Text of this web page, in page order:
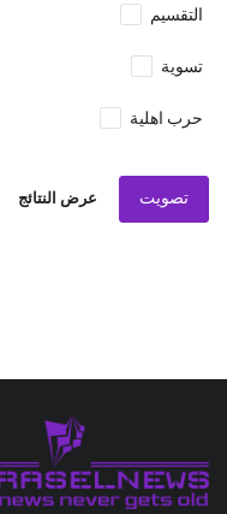
التقسيم
تسوية
حرب اهلية
تصويت عرض النتائج